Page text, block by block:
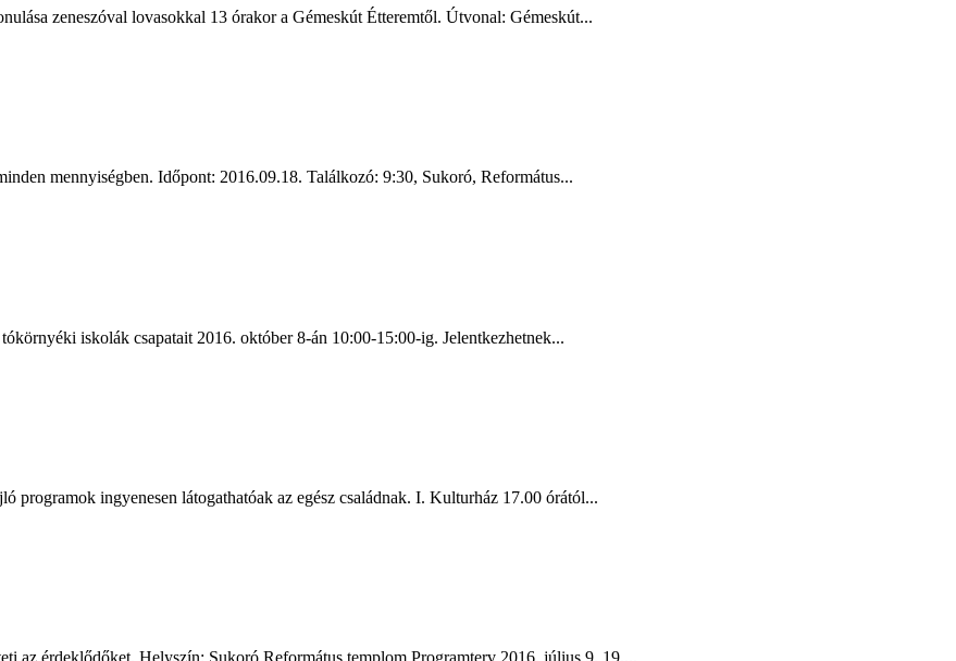
zeneszóval lovasokkal 13 órakor a Gémeskút Étteremtől. Útvonal: Gémeskút...
mennyiségben. Időpont: 2016.09.18. Találkozó: 9:30, Sukoró, Református...
iskolák csapatait 2016. október 8-án 10:00-15:00-ig. Jelentkezhetnek...
programok ingyenesen látogathatóak az egész családnak. I. Kulturház 17.00 órától...